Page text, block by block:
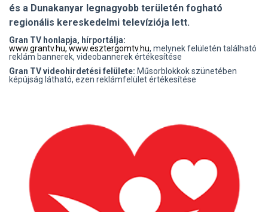
és a Dunakanyar legnagyobb területén fogható
regionális kereskedelmi televíziója lett.
Gran TV honlapja, hírportálja:
www.grantv.hu, www.esztergomtv.hu, melynek felületén található
reklám bannerek, videobannerek értékesítése
Gran TV videohirdetési felülete: Műsorblokkok szünetében
képújság látható, ezen reklámfelület értékesítése